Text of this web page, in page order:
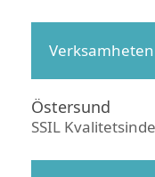
Östersund
SSIL